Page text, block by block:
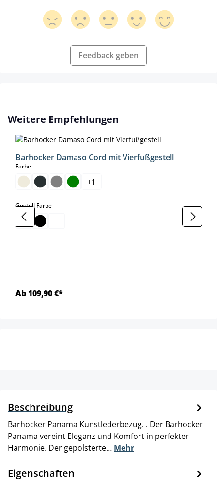
Feedback geben
Produktgalerie überspringen
Weitere Empfehlungen
Barhocker Damaso Cord mit Vierfußgestell
Farbeauswählen
+1
Gestell Farbeauswählen
Ab 109,90 €*
Beschreibung
Barhocker Panama Kunstlederbezug. . Der Barhocker
Panama vereint Eleganz und Komfort in perfekter
Harmonie. Der gepolsterte… Mehr
Eigenschaften